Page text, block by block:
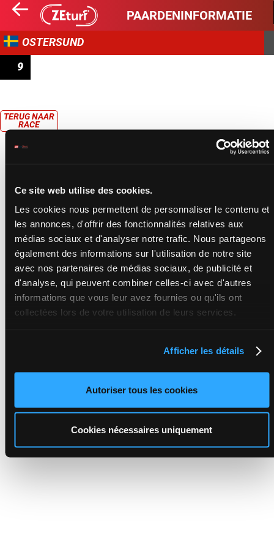
Ce site web utilise des cookies.
Les cookies nous permettent de personnaliser le contenu et
les annonces, d'offrir des fonctionnalités relatives aux
médias sociaux et d'analyser notre trafic. Nous partageons
également des informations sur l'utilisation de notre site
avec nos partenaires de médias sociaux, de publicité et
d'analyse, qui peuvent combiner celles-ci avec d'autres
informations que vous leur avez fournies ou qu'ils ont
collectées lors de votre utilisation de leurs services.
Afficher les détails
Autoriser tous les cookies
Cookies nécessaires uniquement
PAARDENINFORMATIE
OSTERSUND
9
TERUG NAAR
RACE